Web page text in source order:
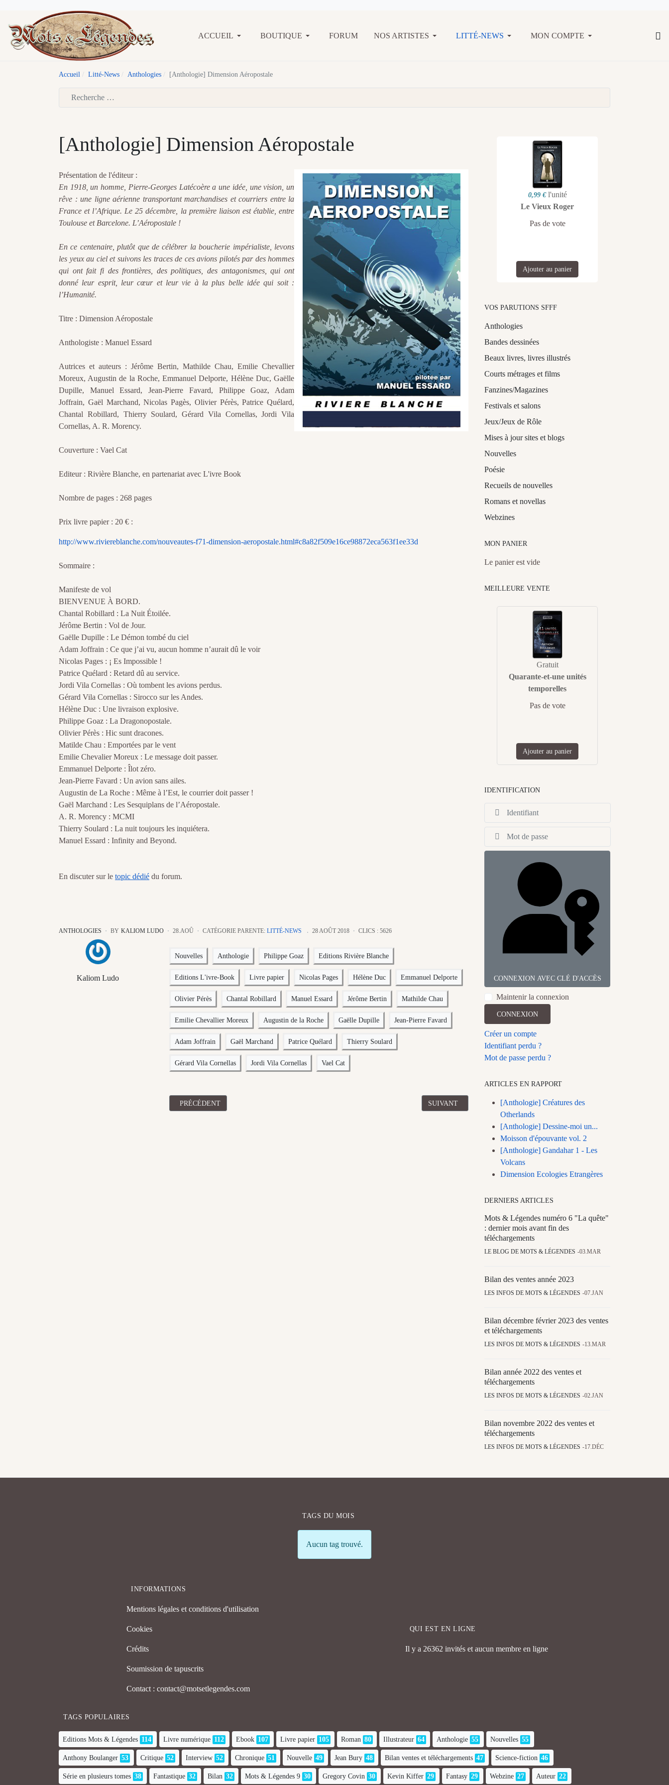
ACCUEIL BOUTIQUE FORUM NOS ARTISTES LITTÉ-NEWS MON COMPTE
Accueil Litté-News Anthologies [Anthologie] Dimension Aéropostale
[Anthologie] Dimension Aéropostale
Présentation de l'éditeur :
En 1918, un homme, Pierre-Georges Latécoère a une idée, une vision, un
rêve : une ligne aérienne transportant marchandises et courriers entre la
France et l’Afrique. Le 25 décembre, la première liaison est établie, entre
Toulouse et Barcelone. L’Aéropostale !
En ce centenaire, plutôt que de célébrer la boucherie impérialiste, levons
les yeux au ciel et suivons les traces de ces avions pilotés par des hommes
qui ont fait fi des frontières, des politiques, des antagonismes, qui ont
donné leur esprit, leur cœur et leur vie à la plus belle idée qui soit :
l’Humanité.
Titre : Dimension Aéropostale
Anthologiste : Manuel Essard
Autrices et auteurs : Jérôme Bertin, Mathilde Chau, Emilie Chevallier
Moreux, Augustin de la Roche, Emmanuel Delporte, Hélène Duc, Gaëlle
Dupille, Manuel Essard, Jean-Pierre Favard, Philippe Goaz, Adam
Joffrain, Gaël Marchand, Nicolas Pagès, Olivier Pérès, Patrice Quélard,
Chantal Robillard, Thierry Soulard, Gérard Vila Cornellas, Jordi Vila
Cornellas, A. R. Morency.
Couverture : Vael Cat
Editeur : Rivière Blanche, en partenariat avec L'ivre Book
Nombre de pages : 268 pages
Prix livre papier : 20 € :
http://www.riviereblanche.com/nouveautes-f71-dimension-aeropostale.html#c8a82f509e16ce98872eca563f1ee33d
Sommaire :
Manifeste de vol
BIENVENUE À BORD.
Chantal Robillard : La Nuit Étoilée.
Jérôme Bertin : Vol de Jour.
Gaëlle Dupille : Le Démon tombé du ciel
Adam Joffrain : Ce que j’ai vu, aucun homme n’aurait dû le voir
Nicolas Pages : ¡ Es Impossible !
Patrice Quélard : Retard dû au service.
Jordi Vila Cornellas : Où tombent les avions perdus.
Gérard Vila Cornellas : Sirocco sur les Andes.
Hélène Duc : Une livraison explosive.
Philippe Goaz : La Dragonopostale.
Olivier Pérès : Hic sunt dracones.
Matilde Chau : Emportées par le vent
Emilie Chevalier Moreux : Le message doit passer.
Emmanuel Delporte : Îlot zéro.
Jean-Pierre Favard : Un avion sans ailes.
Augustin de La Roche : Même à l’Est, le courrier doit passer !
Gaël Marchand : Les Sesquiplans de l’Aéropostale.
A. R. Morency : MCMI
Thierry Soulard : La nuit toujours les inquiétera.
Manuel Essard : Infinity and Beyond.
En discuter sur le topic dédié du forum.
ANTHOLOGIES BY KALIOM LUDO 28.AOÛ CATÉGORIE PARENTE: LITTÉ-NEWS 28 AOÛT 2018 CLICS : 5626
Kaliom Ludo
Nouvelles Anthologie Philippe Goaz Editions Rivière Blanche
Editions L'ivre-Book Livre papier Nicolas Pages Hélène Duc Emmanuel Delporte
Olivier Pérès Chantal Robillard Manuel Essard Jérôme Bertin Mathilde Chau
Emilie Chevallier Moreux Augustin de la Roche Gaëlle Dupille Jean-Pierre Favard
Adam Joffrain Gaël Marchand Patrice Quélard Thierry Soulard
Gérard Vila Cornellas Jordi Vila Cornellas Vael Cat
ARTICLE PRÉCÉDENT : [ANTHOLOGIE] RÉALITÉS VOLUME 3
PRÉCÉDENT ARTICLE SUIVANT : [ANTHOLOGIE] NUTTY VALHALLA
SUIVANT
0,99 € l'unité
Le Vieux Roger
Pas de vote
Ajouter au panier
VOS PARUTIONS SFFF
Anthologies
Bandes dessinées
Beaux livres, livres illustrés
Courts métrages et films
Fanzines/Magazines
Festivals et salons
Jeux/Jeux de Rôle
Mises à jour sites et blogs
Nouvelles
Poésie
Recueils de nouvelles
Romans et novellas
Webzines
MON PANIER
Le panier est vide
MEILLEURE VENTE
Gratuit
Quarante-et-une unités
temporelles
Pas de vote
Ajouter au panier
IDENTIFICATION
CONNEXION AVEC CLÉ D'ACCÈS
Maintenir la connexion
CONNEXION
Créer un compte
Identifiant perdu ?
Mot de passe perdu ?
ARTICLES EN RAPPORT
[Anthologie] Créatures des
Otherlands
[Anthologie] Dessine-moi un...
Moisson d'épouvante vol. 2
[Anthologie] Gandahar 1 - Les
Volcans
Dimension Ecologies Etrangères
DERNIERS ARTICLES
Mots & Légendes numéro 6 "La quête"
: dernier mois avant fin des
téléchargements
LE BLOG DE MOTS & LÉGENDES 03.MAR
Bilan des ventes année 2023
LES INFOS DE MOTS & LÉGENDES 07.JAN
Bilan décembre février 2023 des ventes
et téléchargements
LES INFOS DE MOTS & LÉGENDES 13.MAR
Bilan année 2022 des ventes et
téléchargements
LES INFOS DE MOTS & LÉGENDES 02.JAN
Bilan novembre 2022 des ventes et
téléchargements
LES INFOS DE MOTS & LÉGENDES 17.DÉC
TAGS DU MOIS
Info
Aucun tag trouvé.
INFORMATIONS
Mentions légales et conditions d'utilisation
Cookies
Crédits
Soumission de tapuscrits
Contact : contact@motsetlegendes.com
QUI EST EN LIGNE
Il y a 26362 invités et aucun membre en ligne
TAGS POPULAIRES
Editions Mots & Légendes 114 Livre numérique 112 Ebook 107 Livre papier 105 Roman 80 Illustrateur 64 Anthologie 55 Nouvelles 55
Anthony Boulanger 53 Critique 52 Interview 52 Chronique 51 Nouvelle 49 Jean Bury 48 Bilan ventes et téléchargements 47 Science-fiction 46
Série en plusieurs tomes 38 Fantastique 32 Bilan 32 Mots & Légendes 9 30 Gregory Covin 30 Kevin Kiffer 29 Fantasy 29 Webzine 27 Auteur 22